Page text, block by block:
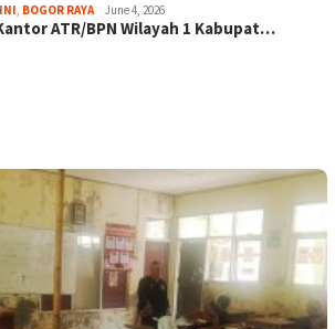
, BOGOR RAYA June 4, 2026
ATR/BPN Wilayah 1 Kabupat…